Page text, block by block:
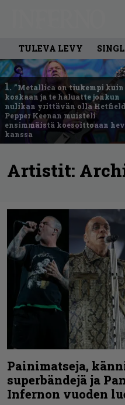
TULEVA LEVY
1. ”Metallica on tiukempi kuin
koskaan ja te haluatte jonkun
nulikan yrittävän olla
Pepper Keenan muisteli
ensimmäistä koesoittoaan
kanssa
Artistit:
Painimatseja,
superbändejä ja
Infernon vuoden